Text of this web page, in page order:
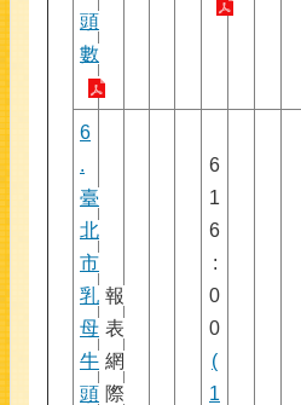
頭
數
6
.
臺
北
市
乳
母
牛
頭
報
表
網
際
6
1
6
:
0
0
(
1